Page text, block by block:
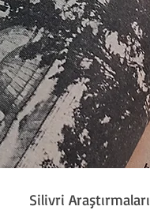
Silivri Araştırmaları